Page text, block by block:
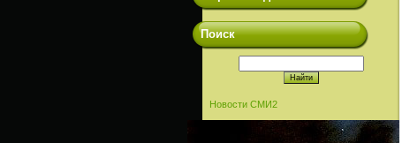
Поиск
Новости СМИ2